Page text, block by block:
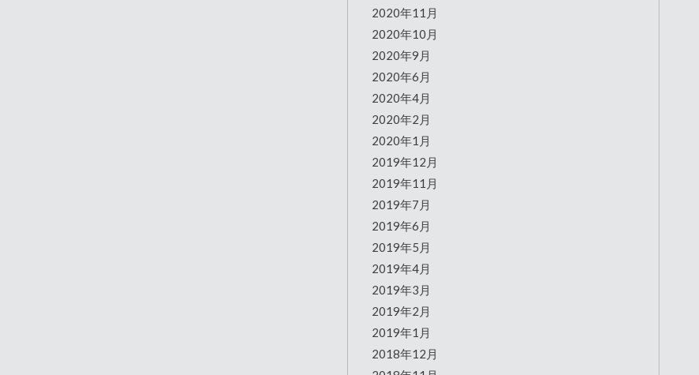
2020年11月
2020年10月
2020年9月
2020年6月
2020年4月
2020年2月
2020年1月
2019年12月
2019年11月
2019年7月
2019年6月
2019年5月
2019年4月
2019年3月
2019年2月
2019年1月
2018年12月